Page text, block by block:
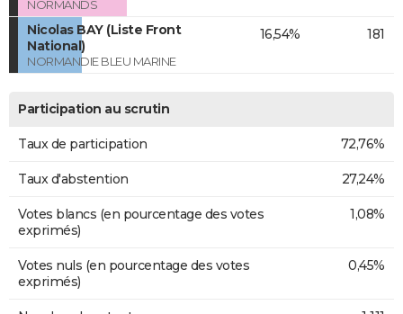
NORMANDS
Nicolas BAY (Liste Front
National)
NORMANDIE BLEU MARINE
16,54% 181
Participation au scrutin
Taux de participation 72,76%
Taux d'abstention 27,24%
Votes blancs (en pourcentage des votes
exprimés)
1,08%
Votes nuls (en pourcentage des votes
exprimés)
0,45%